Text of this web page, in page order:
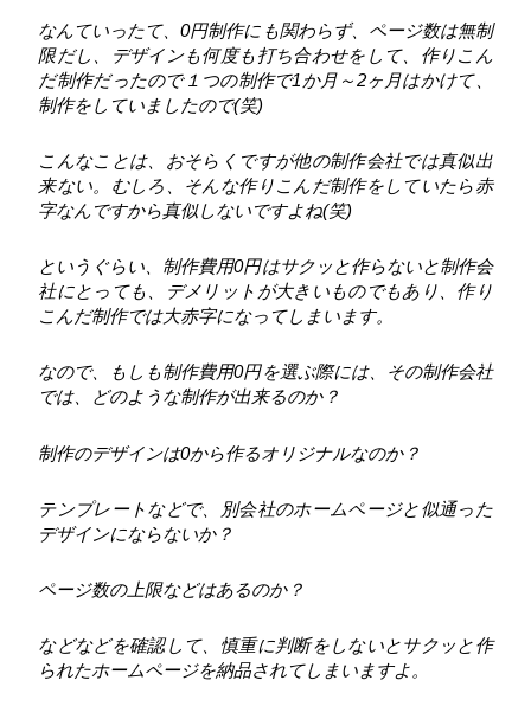
なんていったて、0円制作にも関わらず、ページ数は無制
限だし、デザインも何度も打ち合わせをして、作りこん
だ制作だったので１つの制作で1か月～2ヶ月はかけて、
制作をしていましたので(笑)
こんなことは、おそらくですが他の制作会社では真似出
来ない。むしろ、そんな作りこんだ制作をしていたら赤
字なんですから真似しないですよね(笑)
というぐらい、制作費用0円はサクッと作らないと制作会
社にとっても、デメリットが大きいものでもあり、作り
こんだ制作では大赤字になってしまいます。
なので、もしも制作費用0円を選ぶ際には、その制作会社
では、どのような制作が出来るのか？
制作のデザインは0から作るオリジナルなのか？
テンプレートなどで、別会社のホームページと似通った
デザインにならないか？
ページ数の上限などはあるのか？
などなどを確認して、慎重に判断をしないとサクッと作
られたホームページを納品されてしまいますよ。